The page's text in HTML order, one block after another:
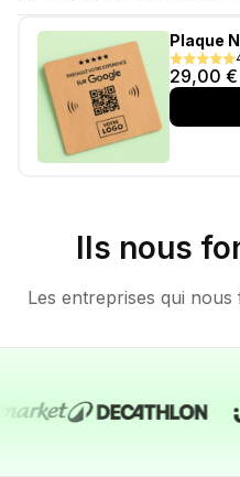
Zéro carte papier,
Plaque
29,00 €
Ils nous
Les entreprises qui